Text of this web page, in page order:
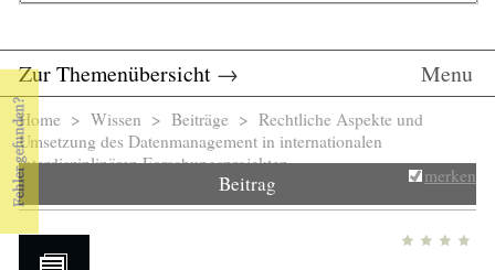
Zur Themenübersicht → Menu
Sie sind hier
Home > Wissen > Beiträge > Rechtliche Aspekte und
Umsetzung des Datenmanagement in internationalen
interdisziplinären Forschungsprojekten
Beitrag merken